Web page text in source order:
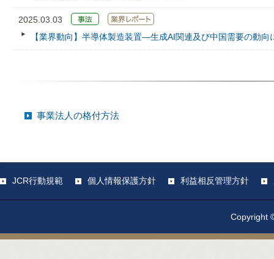
2025.03.03
【業界動向】半導体製造装置―生成AI関連及び中国需要の動
事業法人の格付方法
JCR行動規範 個人情報保護方針 利益相反管理方針
Copyright